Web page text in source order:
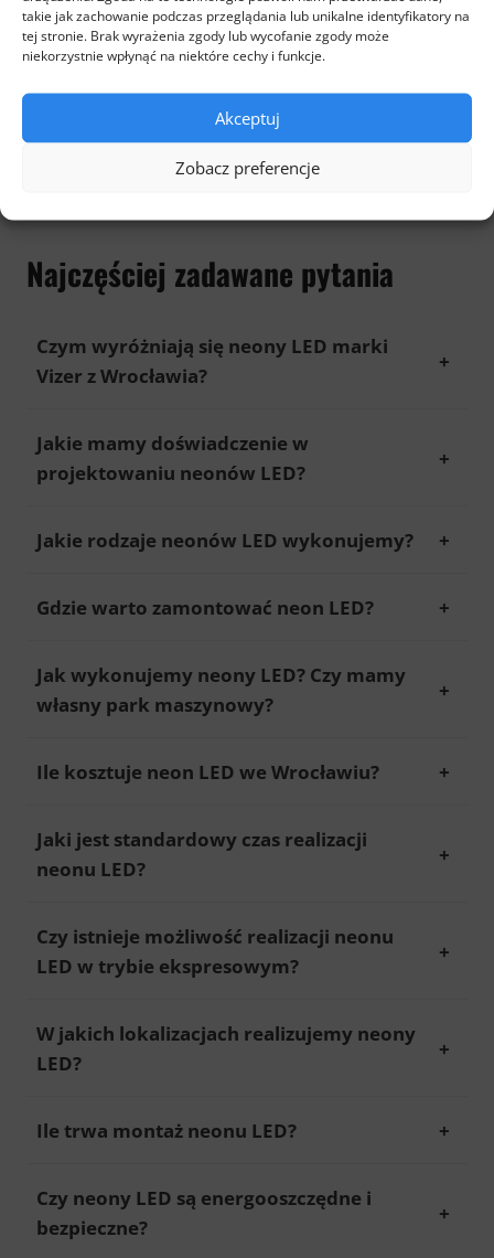
takie jak zachowanie podczas przeglądania lub unikalne identyfikatory na
tej stronie. Brak wyrażenia zgody lub wycofanie zgody może
niekorzystnie wpłynąć na niektóre cechy i funkcje.
Akceptuj
Zobacz preferencje
Najczęściej zadawane pytania
Czym wyróżniają się neony LED marki
Vizer z Wrocławia?
Jakie mamy doświadczenie w
projektowaniu neonów LED?
Jakie rodzaje neonów LED wykonujemy?
Gdzie warto zamontować neon LED?
Jak wykonujemy neony LED? Czy mamy
własny park maszynowy?
Ile kosztuje neon LED we Wrocławiu?
Jaki jest standardowy czas realizacji
neonu LED?
Czy istnieje możliwość realizacji neonu
LED w trybie ekspresowym?
W jakich lokalizacjach realizujemy neony
LED?
Ile trwa montaż neonu LED?
Czy neony LED są energooszczędne i
bezpieczne?